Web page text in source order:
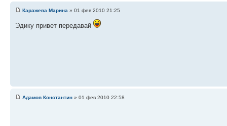
Каражева Марина » 01 фев 2010 21:25
Эдику привет передавай
Адамов Константин » 01 фев 2010 22:58